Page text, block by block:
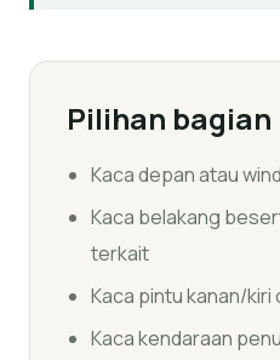
Pilihan bagian
Kaca depan atau
Kaca belakang
terkait
Kaca pintu kanan/
Kaca kendaraan